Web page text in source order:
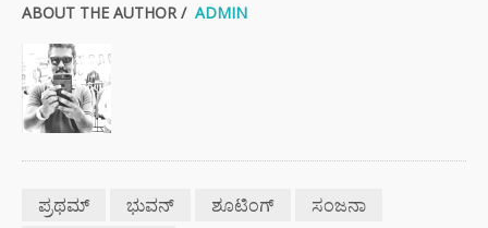
ABOUT THE AUTHOR / ADMIN
ಪ್ರಥಮ್ ಭುವನ್ ಶೂಟಿಂಗ್
ಸಂಜನಾ